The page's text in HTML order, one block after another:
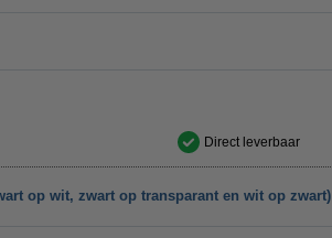
Direct leverbaar
op wit, zwart op transparant en wit op zwart)